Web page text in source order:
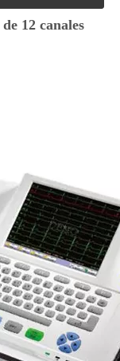
12 canales